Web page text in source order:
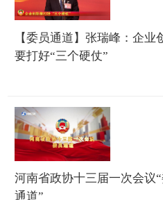
【委员通道】张瑞峰：企业
要打好“三个硬仗”
河南省政协十三届一次会议
通道”